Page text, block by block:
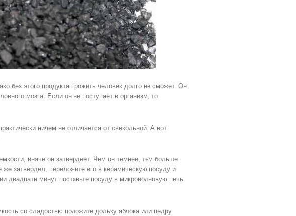
без этого продукта прожить человек долго не сможет. Он
мозга. Если он не поступает в организм, то
ничем не отличается от свекольной. А вот
иначе он затвердеет. Чем он темнее, тем больше
же затвердел, переложите его в керамическую посуду и
двадцати минут поставьте посуду в микроволновую печь
со сладостью положите дольку яблока или цедру